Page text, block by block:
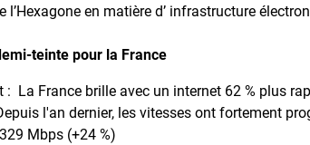
l’Hexagone en matière d’ infrastructure
teinte pour la France
: La France brille avec un internet 62 % plus
l'an dernier, les vitesses ont fortement
Mbps (+24 %)